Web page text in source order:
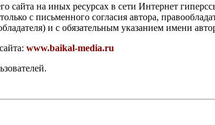
сайта на иных ресурсах в сети Интернет
с письменного согласия автора,
и с обязательным указанием имени
www.baikal-media.ru